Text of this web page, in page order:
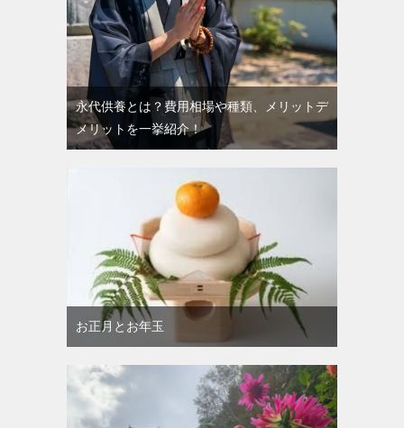
永代供養とは？費用相場や種類、メリットデ
メリットを一挙紹介！
お正月とお年玉